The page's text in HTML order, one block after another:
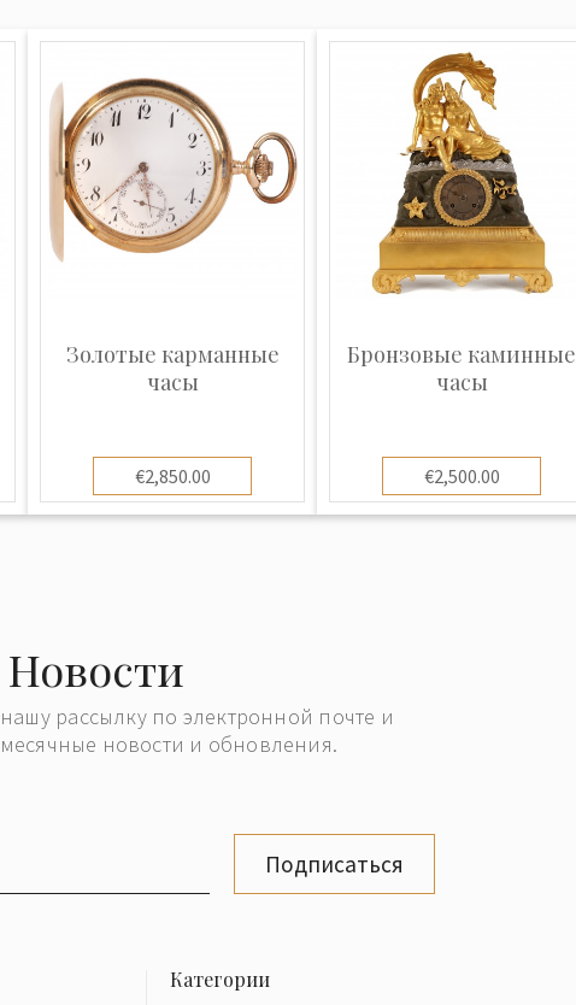
Золотые карманные
часы
€2,850.00
Бронзовые каминные
часы
€2,500.00
Новости
рассылку по электронной почте и
новости и обновления.
Подписаться